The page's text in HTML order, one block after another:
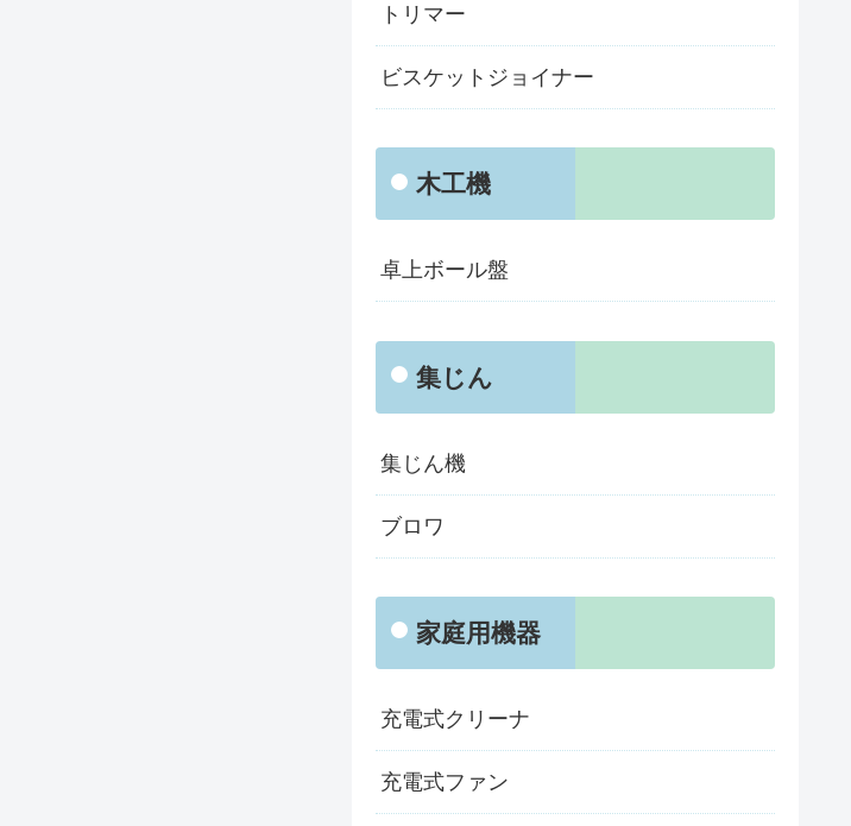
トリマー
ビスケットジョイナー
木工機
卓上ボール盤
集じん
集じん機
ブロワ
家庭用機器
充電式クリーナ
充電式ファン